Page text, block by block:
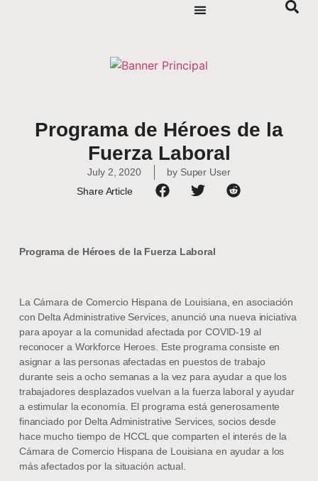
Programa de Héroes de la
Fuerza Laboral
July 2, 2020 bySuper User
Share Article
Programa de Héroes de la Fuerza Laboral
La Cámara de Comercio Hispana de Louisiana, en asociación
con Delta Administrative Services, anunció una nueva iniciativa
para apoyar a la comunidad afectada por COVID-19 al
reconocer a Workforce Heroes. Este programa consiste en
asignar a las personas afectadas en puestos de trabajo
durante seis a ocho semanas a la vez para ayudar a que los
trabajadores desplazados vuelvan a la fuerza laboral y ayudar
a estimular la economía. El programa está generosamente
financiado por Delta Administrative Services, socios desde
hace mucho tiempo de HCCL que comparten el interés de la
Cámara de Comercio Hispana de Louisiana en ayudar a los
más afectados por la situación actual.